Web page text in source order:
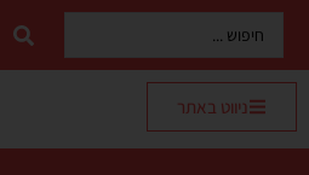
ניווט באתר